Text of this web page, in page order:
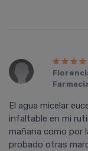
El agua micelar
infaltable en mi
mañana como por
probado otras